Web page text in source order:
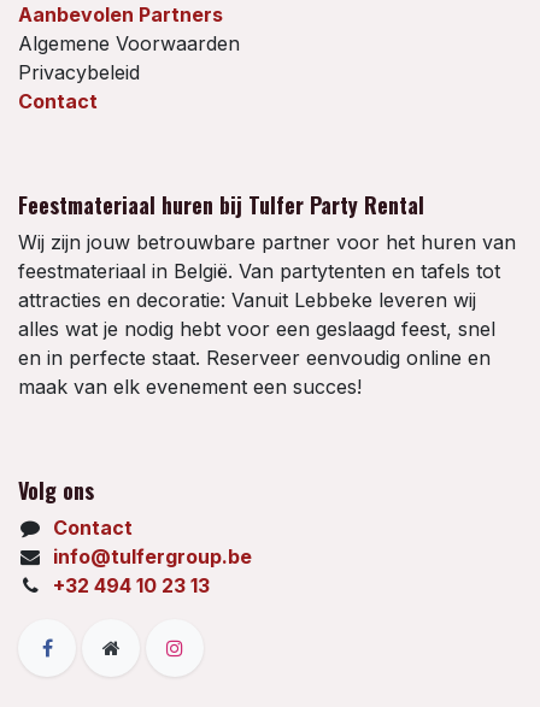
Aanbevolen Partners
Algemene Voorwaarden
Privacybeleid
Contact
Feestmateriaal huren bij Tulfer Party Rental
Wij zijn jouw betrouwbare partner voor het huren van
feestmateriaal in België. Van partytenten en tafels tot
attracties en decoratie: Vanuit Lebbeke leveren wij
alles wat je nodig hebt voor een geslaagd feest, snel
en in perfecte staat. Reserveer eenvoudig online en
maak van elk evenement een succes!
Volg ons
Contact
info@tulfergroup.be
+32 494 10 23 13